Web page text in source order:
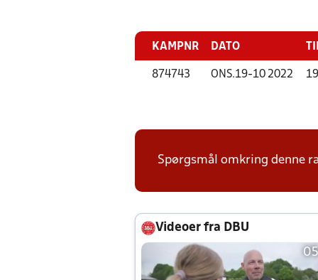
KAMPNR DATO
874743 ONS.19-10 2022
Spørgsmål omkring denne
Videoer fra DBU